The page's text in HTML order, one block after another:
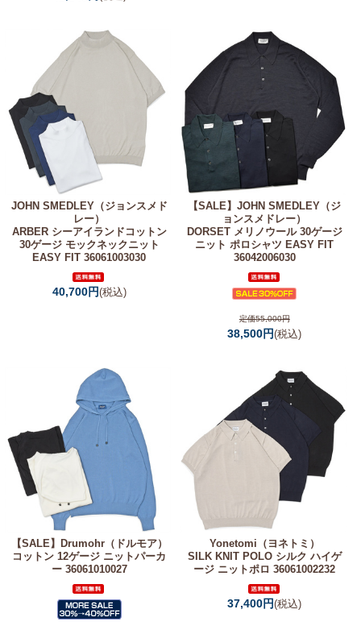
JOHN SMEDLEY（ジョンスメド
レー）
ARBER シーアイランドコットン
30ゲージ モックネックニット
EASY FIT 36061003030
40,700円(税込)
【SALE】JOHN SMEDLEY（ジ
ョンスメドレー）
DORSET メリノウール 30ゲージ
ニット ポロシャツ EASY FIT
36042006030
定価55,000円
38,500円(税込)
【SALE】
Drumohr（ドルモア）
コットン 12ゲージ ニットパーカ
ー 36061010027
Yonetomi（ヨネトミ）
SILK KNIT POLO シルク ハイゲ
ージ ニットポロ 36061002232
37,400円(税込)